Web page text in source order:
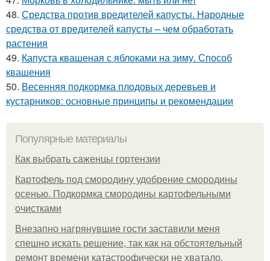
48. Средства против вредителей капусты. Народные
средства от вредителей капусты – чем обработать
растения
49. Капуста квашеная с яблоками на зиму. Способ
квашения
50. Весенняя подкормка плодовых деревьев и
кустарников: основные принципы и рекомендации
Популярные материалы
Как выбрать саженцы гортензии
Картофель под смородину удобрение смородины
осенью. Подкормка смородины картофельными
очистками
Внезапно нагрянувшие гости заставили меня
спешно искать решение, так как на обстоятельный
ремонт времени катастрофически не хватало.